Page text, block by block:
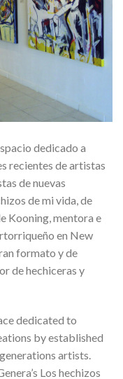
dedicado a
recientes de artistas
de nuevas
de mi vida, de
Kooning, mentora e
en New
formato y de
de hechiceras y
dedicated to
by established
artists.
Los hechizos